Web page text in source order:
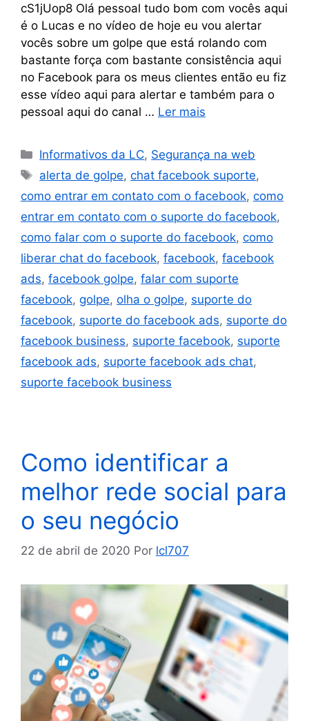
cS1jUop8 Olá pessoal tudo bom com vocês aqui
é o Lucas e no vídeo de hoje eu vou alertar
vocês sobre um golpe que está rolando com
bastante força com bastante consistência aqui
no Facebook para os meus clientes então eu fiz
esse vídeo aqui para alertar e também para o
pessoal aqui do canal … Ler mais
Informativos da LC, Segurança na web
alerta de golpe,chat facebook suporte,
como entrar em contato com o facebook, como
entrar em contato com o suporte do facebook,
como falar com o suporte do facebook, como
liberar chat do facebook, facebook, facebook
ads, facebook golpe, falar com suporte
facebook, golpe, olha o golpe, suporte do
facebook, suporte do facebook ads, suporte do
facebook business, suporte facebook, suporte
facebook ads, suporte facebook ads chat,
suporte facebook business
Como identificar a
melhor rede social para
o seu negócio
22 de abril de 2020 Por lcl707